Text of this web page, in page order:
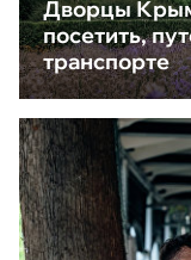
Дворцы
посетить,
транспорте